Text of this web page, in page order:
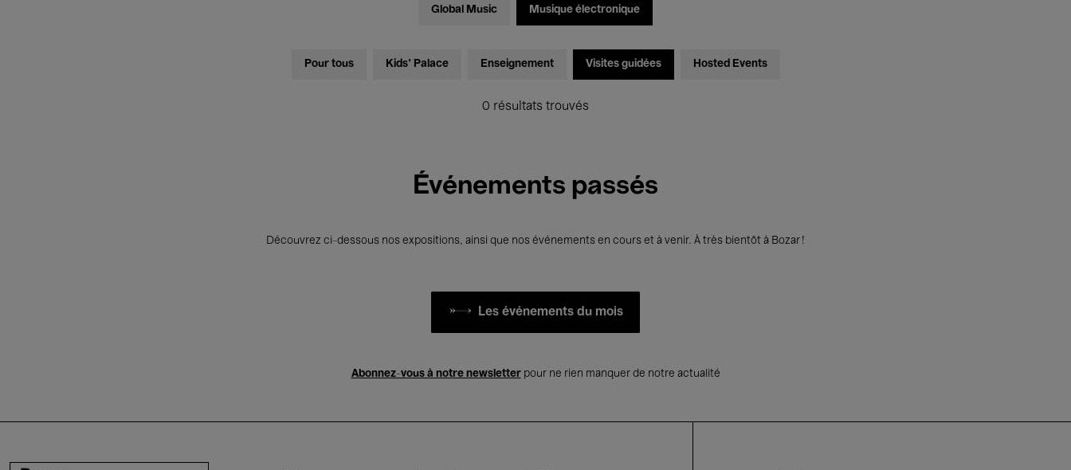
Global Music Musique électronique
Pour tous Kids’ Palace Enseignement Visites guidées Hosted Events
0 résultats trouvés
Événements passés
Découvrez ci-dessous nos expositions, ainsi que nos événements en cours et à venir. À très bientôt à Bozar !
Les événements du mois
Abonnez-vous à notre newsletterpour ne rien manquer de notre actualité